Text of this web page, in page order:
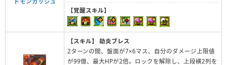
【覚醒スキル】
【スキル】
劫炎ブレス
2ターンの間、盤面が7×6マス、自分のダメージ上限値
が99億、最大HPが2倍。ロックを解除し、上段横2列を